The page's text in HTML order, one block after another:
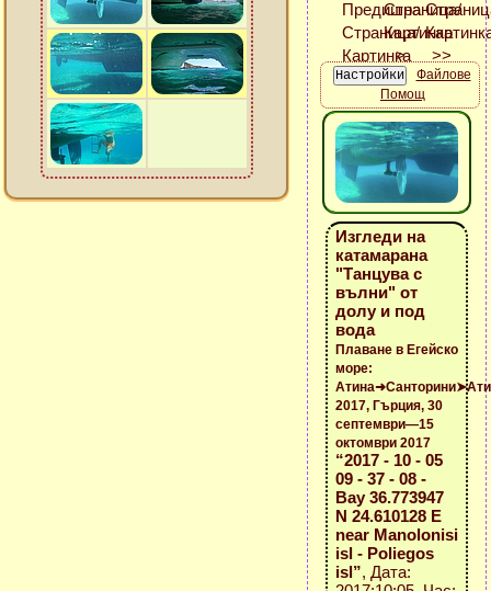
Файлове
Помощ
Изгледи на
катамарана
"Танцува с
вълни" от
долу и под
вода
Плаване в Егейско
море:
2017, Гърция, 30
септември—15
октомври 2017
“2017 - 10 - 05
09 - 37 - 08 -
Bay 36.773947
N 24.610128 E
near Manolonisi
isl - Poliegos
isl”, Дата: